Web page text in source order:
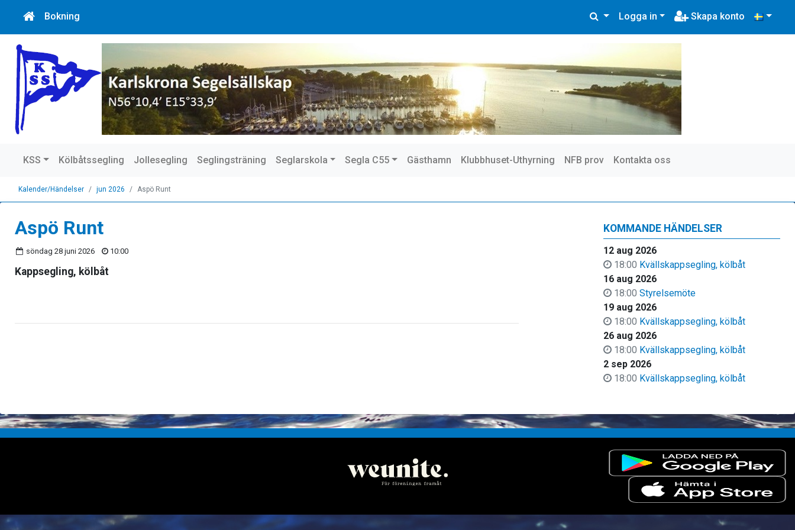
Bokning Logga in Skapa konto
KSS Kölbåtssegling Jollesegling Seglingsträning Seglarskola Segla C55 Gästhamn Klubbhuset-Uthyrning NFB prov Kontakta oss
Kalender/Händelser jun 2026 Aspö Runt
KOMMANDE HÄNDELSER
12 aug 2026
18:00 Kvällskappsegling, kölbåt
16 aug 2026
18:00 Styrelsemöte
19 aug 2026
18:00 Kvällskappsegling, kölbåt
26 aug 2026
18:00 Kvällskappsegling, kölbåt
2 sep 2026
18:00 Kvällskappsegling, kölbåt
Aspö Runt
söndag 28 juni 2026 10:00
Kappsegling, kölbåt